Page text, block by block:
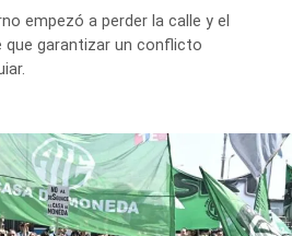
empezó a perder la calle y el
garantizar un conflicto